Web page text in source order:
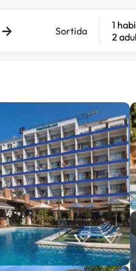
Sortida
1
2